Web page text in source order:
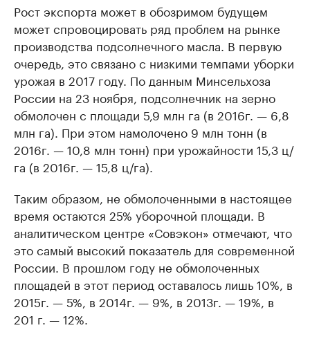
Рост экспорта может в обозримом будущем
может спровоцировать ряд проблем на рынке
производства подсолнечного масла. В первую
очередь, это связано с низкими темпами уборки
урожая в 2017 году. По данным Минсельхоза
России на 23 ноября, подсолнечник на зерно
обмолочен с площади 5,9 млн га (в 2016г. — 6,8
млн га). При этом намолочено 9 млн тонн (в
2016г. — 10,8 млн тонн) при урожайности 15,3 ц/
га (в 2016г. — 15,8 ц/га).
Таким образом, не обмолоченными в настоящее
время остаются 25% уборочной площади. В
аналитическом центре «Совэкон» отмечают, что
это самый высокий показатель для современной
России. В прошлом году не обмолоченных
площадей в этот период оставалось лишь 10%, в
2015г. — 5%, в 2014г. — 9%, в 2013г. — 19%, в
201 г. — 12%.